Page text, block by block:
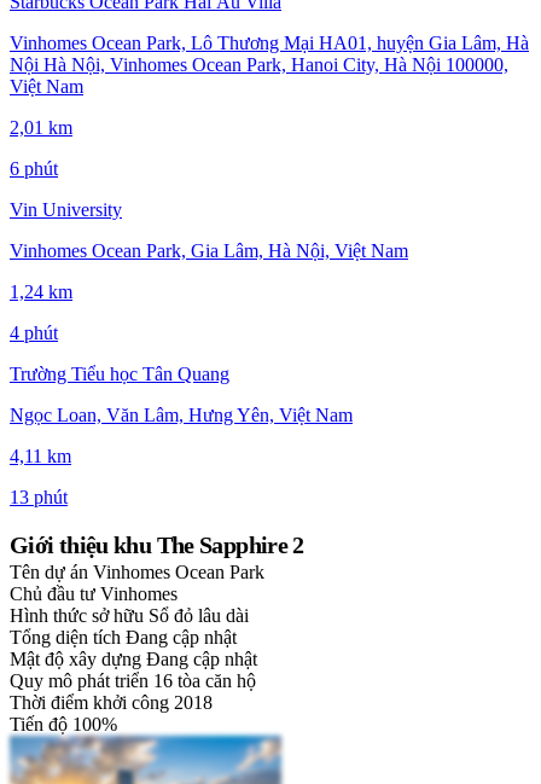
Vinhomes Ocean Park, Lô Thương Mại HA01, huyện Gia Lâm, Hà
Nội Hà Nội, Vinhomes Ocean Park, Hanoi City, Hà Nội 100000,
Việt Nam
2,01 km
6 phút
Vin University
Vinhomes Ocean Park, Gia Lâm, Hà Nội, Việt Nam
1,24 km
4 phút
Trường Tiểu học Tân Quang
Ngọc Loan, Văn Lâm, Hưng Yên, Việt Nam
4,11 km
13 phút
Giới thiệu khu The Sapphire 2
Tên dự án Vinhomes Ocean Park
Chủ đầu tư Vinhomes
Hình thức sở hữu Sổ đỏ lâu dài
Tổng diện tích Đang cập nhật
Mật độ xây dựng Đang cập nhật
Quy mô phát triển 16 tòa căn hộ
Thời điểm khởi công 2018
Tiến độ 100%